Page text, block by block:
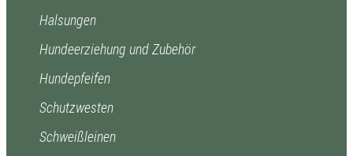
Halsungen
Hundeerziehung und Zubehör
Hundepfeifen
Schutzwesten
Schweißleinen